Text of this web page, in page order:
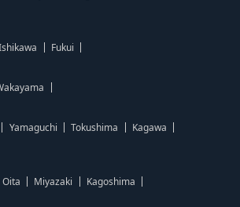
Fukui
Yamaguchi Tokushima
Kagawa
Oita Miyazaki
Kagoshima